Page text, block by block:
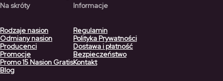
Na skróty
Rodzaje nasion
Odmiany nasion
Producenci
Promocje
Promo 15 Nasion Gratis
Blog
Informacje
Regulamin
Polityka Prywatności
Dostawa i płatność
Bezpieczeństwo
Kontakt